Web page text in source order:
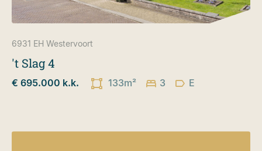
6931 EH Westervoort
't Slag 4
€ 695.000 k.k. 133m² 3 E